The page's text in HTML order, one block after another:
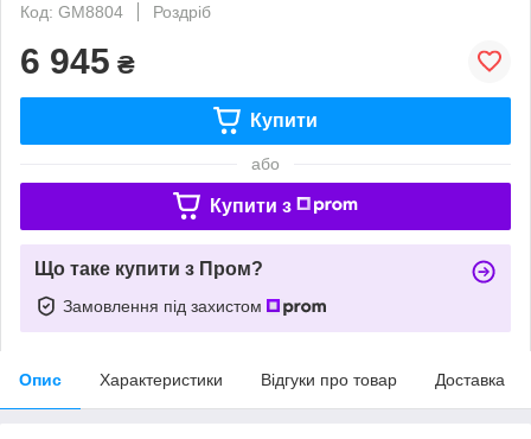
Код: GM8804
Роздріб
6 945 ₴
Купити
або
Купити з
Що таке купити з Пром?
Замовлення під захистом
Опис Характеристики Відгуки про товар Доставка